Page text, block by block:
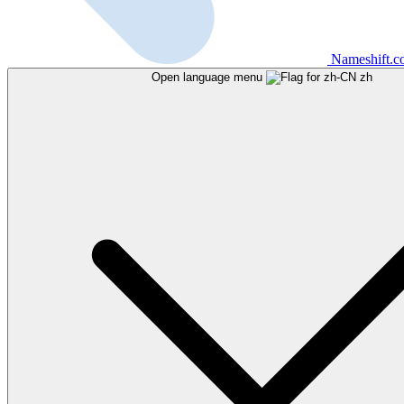
Open language menu zh